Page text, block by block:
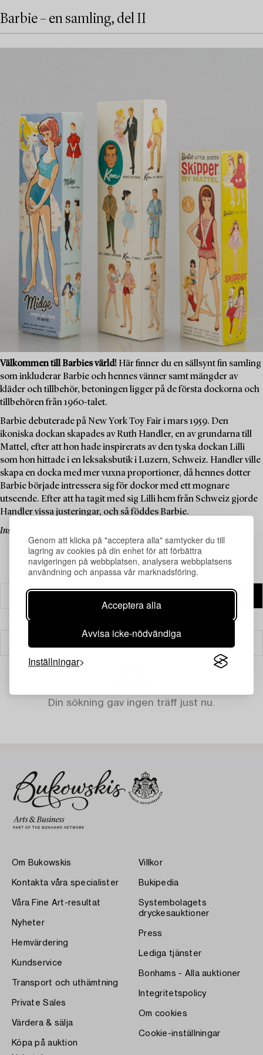
Genom att klicka på "acceptera alla" samtycker du till
lagring av cookies på din enhet för att förbättra
navigeringen på webbplatsen, analysera webbplatsens
användning och anpassa vår marknadsföring.
Acceptera alla
Avvisa icke-nödvändiga
Inställningar
Barbie – en samling, del II
Välkommen till Barbies värld! Här finner du en sällsynt fin samling
som inkluderar Barbie och hennes vänner samt mängder av
kläder och tillbehör, betoningen ligger på de första dockorna och
tillbehören från 1960-talet.
Barbie debuterade på New York Toy Fair i mars 1959. Den
ikoniska dockan skapades av Ruth Handler, en av grundarna till
Mattel, efter att hon hade inspirerats av den tyska dockan Lilli
som hon hittade i en leksaksbutik i Luzern, Schweiz. Handler ville
skapa en docka med mer vuxna proportioner, då hennes dotter
Barbie började intressera sig för dockor med ett mognare
utseende. Efter att ha tagit med sig Lilli hem från Schweiz gjorde
Handler vissa justeringar, och så föddes Barbie.
Inspireras och buda på dina favoriter från en imaginär värld i miniatyr.
Din sökning gav ingen träff just nu.
Om Bukowskis
Kontakta våra specialister
Våra Fine Art-resultat
Nyheter
Hemvärdering
Kundservice
Transport och uthämtning
Private Sales
Värdera & sälja
Köpa på auktion
Villkor
Bukipedia
Systembolagets
dryckesauktioner
Press
Lediga tjänster
Bonhams - Alla auktioner
Integritetspolicy
Om cookies
Cookie-inställningar